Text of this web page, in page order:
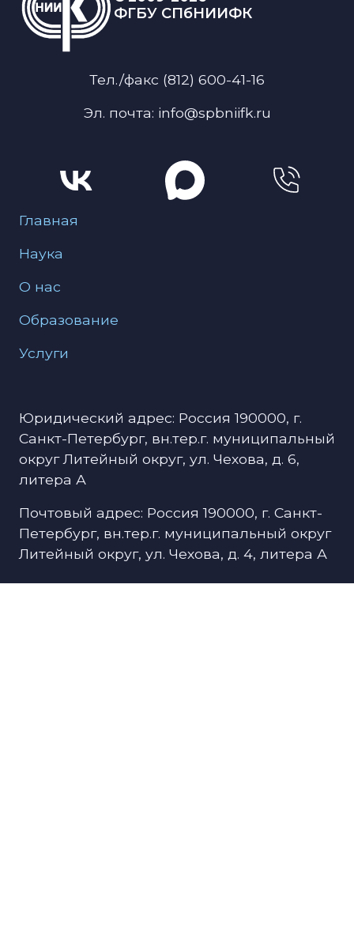
ФГБУ СПбНИИФК
Тел./факс (812) 600-41-16
Эл. почта: info@spbniifk.ru
Меню для подвала
Главная
Наука
О нас
Образование
Услуги
Юридический адрес: Россия 190000, г.
Санкт-Петербург, вн.тер.г. муниципальный
округ Литейный округ, ул. Чехова, д. 6,
литера А
Почтовый адрес: Россия 190000, г. Санкт-
Петербург, вн.тер.г. муниципальный округ
Литейный округ, ул. Чехова, д. 4, литера А